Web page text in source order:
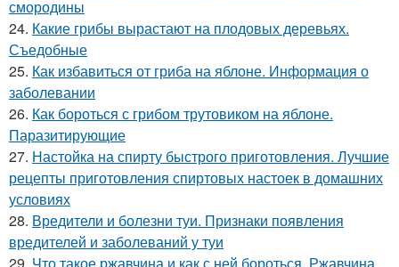
смородины
24. Какие грибы вырастают на плодовых деревьях.
Съедобные
25. Как избавиться от гриба на яблоне. Информация о
заболевании
26. Как бороться с грибом трутовиком на яблоне.
Паразитирующие
27. Настойка на спирту быстрого приготовления. Лучшие
рецепты приготовления спиртовых настоек в домашних
условиях
28. Вредители и болезни туи. Признаки появления
вредителей и заболеваний у туи